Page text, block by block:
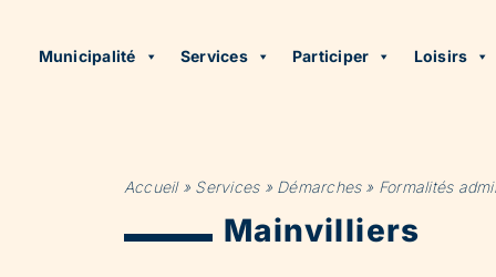
Municipalité Services Participer Loisirs
Accueil» Services» Démarches» Formalités
Mainvilliers